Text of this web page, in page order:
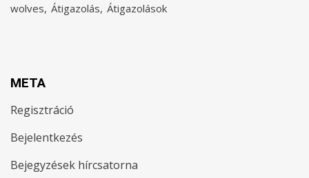
wolves Átigazolás Átigazolások
META
Regisztráció
Bejelentkezés
Bejegyzések hírcsatorna